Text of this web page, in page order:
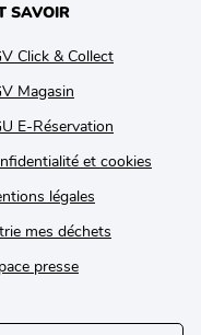
SAVOIR
Click & Collect
Magasin
E-Réservation
et cookies
légales
mes déchets
presse